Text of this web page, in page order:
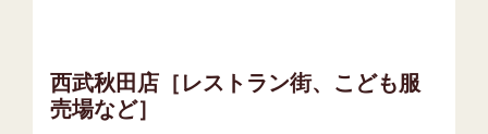
西武秋田店［レストラン街、こども服
売場など］